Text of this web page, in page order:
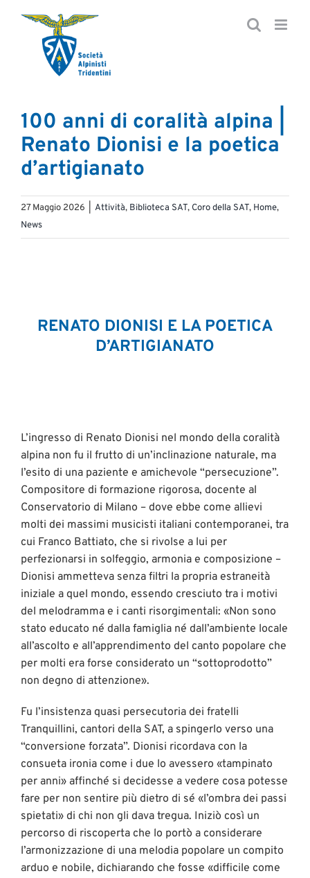
contenuto
100 anni di coralità alpina |
Renato Dionisi e la poetica
d’artigianato
27 Maggio 2026 Attività, Biblioteca SAT, Coro della SAT, Home,
News
RENATO DIONISI E LA POETICA
D’ARTIGIANATO
L’ingresso di Renato Dionisi nel mondo della coralità
alpina non fu il frutto di un’inclinazione naturale, ma
l’esito di una paziente e amichevole “persecuzione”.
Compositore di formazione rigorosa, docente al
Conservatorio di Milano – dove ebbe come allievi
molti dei massimi musicisti italiani contemporanei, tra
cui Franco Battiato, che si rivolse a lui per
perfezionarsi in solfeggio, armonia e composizione –
Dionisi ammetteva senza filtri la propria estraneità
iniziale a quel mondo, essendo cresciuto tra i motivi
del melodramma e i canti risorgimentali: «Non sono
stato educato né dalla famiglia né dall’ambiente locale
all’ascolto e all’apprendimento del canto popolare che
per molti era forse considerato un “sottoprodotto”
non degno di attenzione».
Fu l’insistenza quasi persecutoria dei fratelli
Tranquillini, cantori della SAT, a spingerlo verso una
“conversione forzata”. Dionisi ricordava con la
consueta ironia come i due lo avessero «tampinato
per anni» affinché si decidesse a vedere cosa potesse
fare per non sentire più dietro di sé «l’ombra dei passi
spietati» di chi non gli dava tregua. Iniziò così un
percorso di riscoperta che lo portò a considerare
l’armonizzazione di una melodia popolare un compito
arduo e nobile, dichiarando che fosse «difficile come